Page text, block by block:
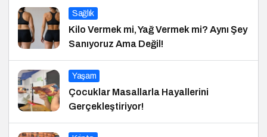
Sağlık
Kilo Vermek mi, Yağ Vermek mi? Aynı Şey
Sanıyoruz Ama Değil!
Yaşam
Çocuklar Masallarla Hayallerini
Gerçekleştiriyor!